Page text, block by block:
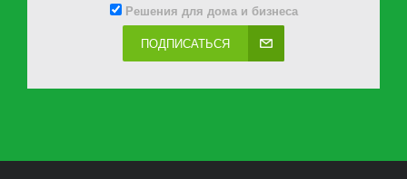
Решения для дома и бизнеса
ПОДПИСАТЬСЯ